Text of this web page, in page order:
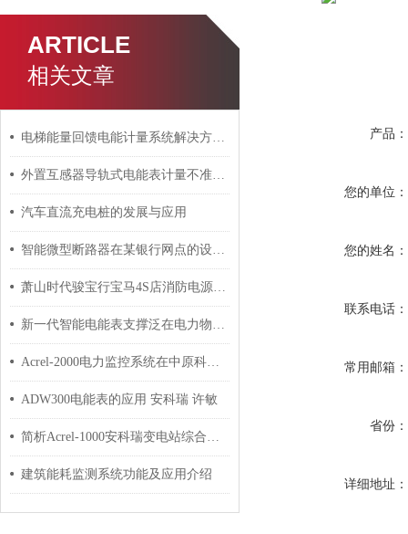
ARTICLE
相关文章
电梯能量回馈电能计量系统解决方案 吴琦凡
外置互感器导轨式电能表计量不准？接线故障排查
汽车直流充电桩的发展与应用
智能微型断路器在某银行网点的设计与应用
萧山时代骏宝行宝马4S店消防电源系统的设计和应用 安科瑞 蒋超萍
新一代智能电能表支撑泛在电力物联网技术研究 安科瑞 许敏
Acrel-2000电力监控系统在中原科技城智慧能源配电工程中的应用介绍
ADW300电能表的应用 安科瑞 许敏
简析Acrel-1000安科瑞变电站综合自动化系统选型与应用
建筑能耗监测系统功能及应用介绍
产品：
您的单位：
您的姓名：
联系电话：
常用邮箱：
省份：
详细地址：